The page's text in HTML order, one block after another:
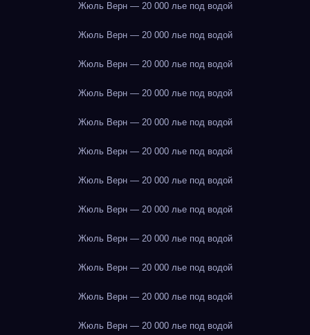
Жюль Верн — 20 000 лье под водой
Жюль Верн — 20 000 лье под водой
Жюль Верн — 20 000 лье под водой
Жюль Верн — 20 000 лье под водой
Жюль Верн — 20 000 лье под водой
Жюль Верн — 20 000 лье под водой
Жюль Верн — 20 000 лье под водой
Жюль Верн — 20 000 лье под водой
Жюль Верн — 20 000 лье под водой
Жюль Верн — 20 000 лье под водой
Жюль Верн — 20 000 лье под водой
Жюль Верн — 20 000 лье под водой